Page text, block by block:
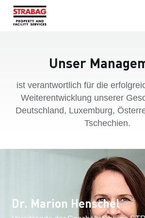
Unser
ist verantwortlich für die
Weiterentwicklung unserer
Deutschland, Luxemburg,
Tschechien.
Dr. Marion Henschel